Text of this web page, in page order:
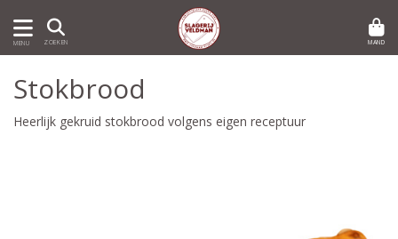
MENU ZOEKEN MAND
Stokbrood
Heerlijk gekruid stokbrood volgens eigen receptuur